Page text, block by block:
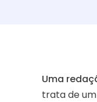
Uma
trata de